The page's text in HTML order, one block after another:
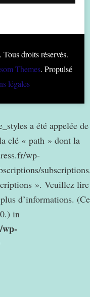
. Tous droits réservés.
Themes. Propulsé
légales
a été appelée de
clé « path » dont la
wp-
». Veuillez lire
d’informations. (Ce
in
wp-